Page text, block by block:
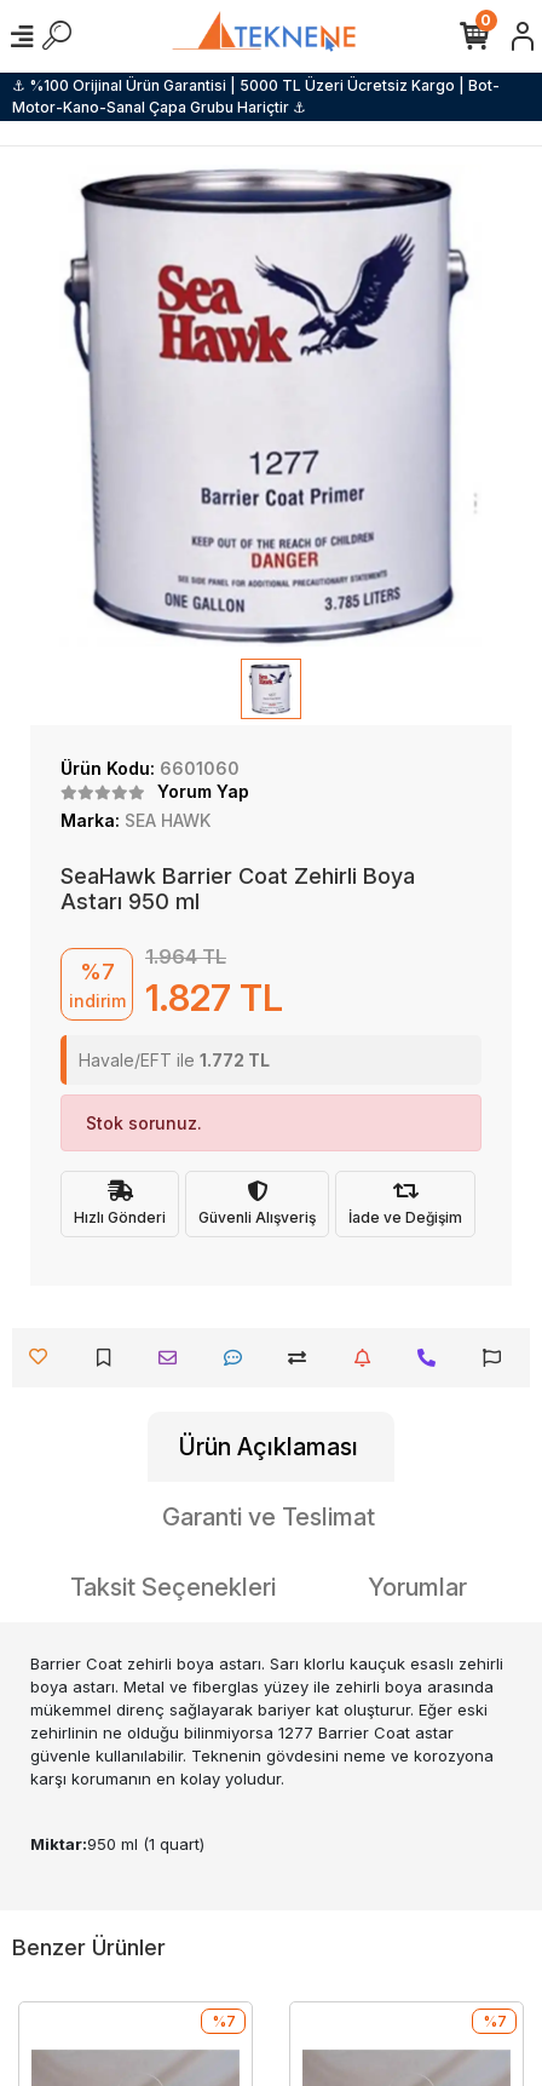
⚓ %100 Orijinal Ürün Garantisi | 5000 TL Üzeri Ücretsiz Kargo | Bot-
Motor-Kano-Sanal Çapa Grubu Hariçtir ⚓
0
Ürün Kodu: 6601060
Yorum Yap
Marka: SEA HAWK
SeaHawk Barrier Coat Zehirli Boya
Astarı 950 ml
%7
indirim
1.964 TL
1.827 TL
Havale/EFT ile 1.772 TL
Stok sorunuz.
Hızlı Gönderi Güvenli Alışveriş İade ve Değişim
Ürün Açıklaması
Garanti ve Teslimat
Taksit Seçenekleri Yorumlar
Barrier Coat zehirli boya astarı. Sarı klorlu kauçuk esaslı zehirli
boya astarı. Metal ve fiberglas yüzey ile zehirli boya arasında
mükemmel direnç sağlayarak bariyer kat oluşturur. Eğer eski
zehirlinin ne olduğu bilinmiyorsa 1277 Barrier Coat astar
güvenle kullanılabilir. Teknenin gövdesini neme ve korozyona
karşı korumanın en kolay yoludur.
Miktar:950 ml (1 quart)
Benzer Ürünler
%7 %7